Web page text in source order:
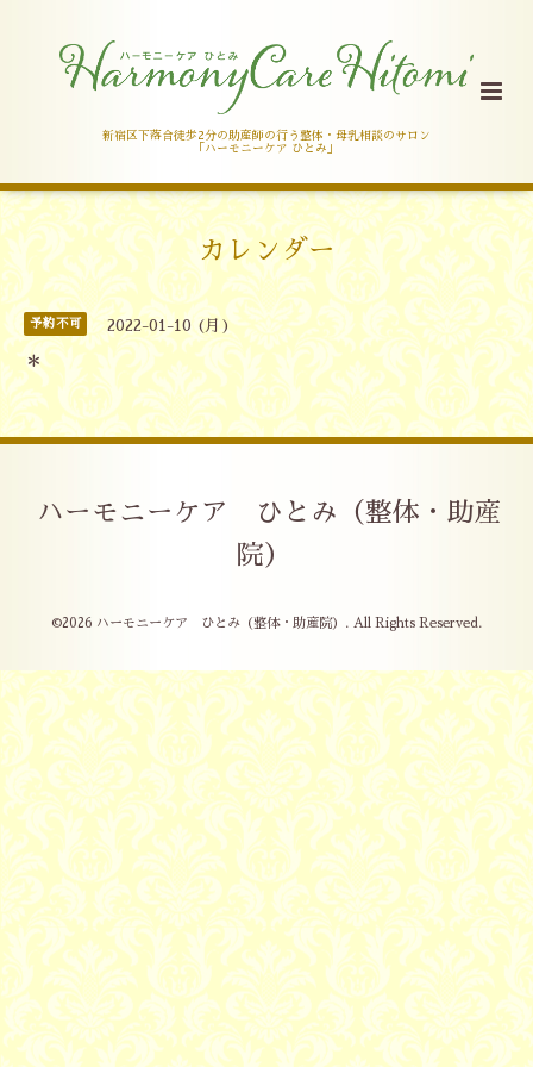
新宿区下落合徒歩2分の助産師の行う整体・母乳相談のサロン
「ハーモニーケア ひとみ」
カレンダー
予約不可 2022-01-10 (月)
＊
ハーモニーケア ひとみ（整体・助産
院）
©2026 ハーモニーケア ひとみ（整体・助産院） . All Rights Reserved.